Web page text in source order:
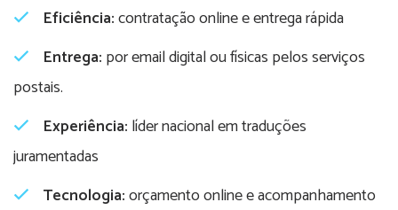
Eficiência:contratação online e entrega rápida
Entrega: por email digital ou físicas pelos serviços
postais.
Experiência: líder nacional em traduções
juramentadas
Tecnologia:orçamento online e acompanhamento